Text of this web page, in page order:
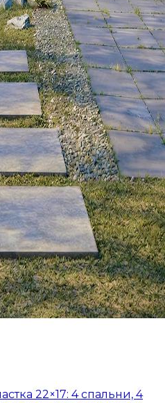
22×17: 4 спальни, 4